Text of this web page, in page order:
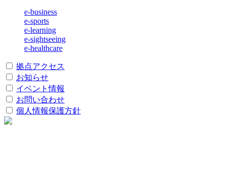
e-business
e-sports
e-learning
e-sightseeing
e-healthcare
拠点アクセス
お知らせ
イベント情報
お問い合わせ
個人情報保護方針